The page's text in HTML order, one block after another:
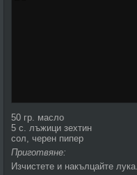
50 гр. масло
5 с. лъжици зехтин
сол, черен пипер
Приготвяне:
Изчистете и накълцайте лука.